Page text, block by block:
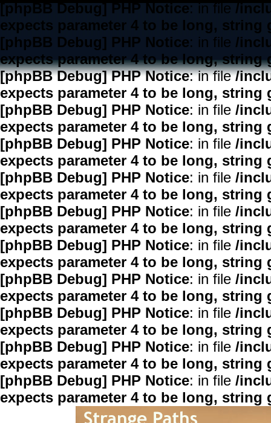
[phpBB Debug] PHP Notice: in file/
expects parameter 4 to be long, string
[phpBB Debug] PHP Notice: in file /
expects parameter 4 to be long, string
[phpBB Debug] PHP Notice: in file/
expects parameter 4 to be long, string
[phpBB Debug] PHP Notice: in file /
expects parameter 4 to be long, string
[phpBB Debug] PHP Notice: in file /
expects parameter 4 to be long, string
[phpBB Debug] PHP Notice: in file /
expects parameter 4 to be long, string
[phpBB Debug] PHP Notice: in file /
expects parameter 4 to be long, string
[phpBB Debug] PHP Notice: in file /
expects parameter 4 to be long, string
[phpBB Debug] PHP Notice: in file /
expects parameter 4 to be long, string
[phpBB Debug] PHP Notice: in file /
expects parameter 4 to be long, string
[phpBB Debug] PHP Notice: in file /
expects parameter 4 to be long, string
[phpBB Debug] PHP Notice: in file /
expects parameter 4 to be long, string